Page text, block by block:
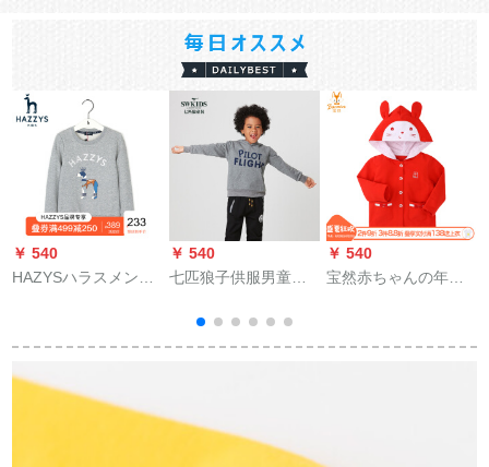
￥ 540
HAZYSハラスメント
新型の卫衣の丸太の
カーディガンの男性
の子供供の漫画の着
付けの多色の花の灰
￥ 540
七匹狼子供服男童衛
服長袖
161760600118花灰
￥ 540
宝然赤ちゃんの年齢
温赤ちゃん绵服のコ-